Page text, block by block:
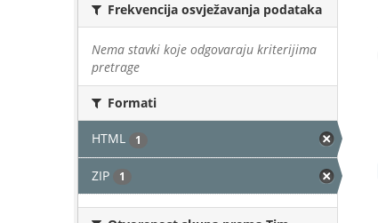
Frekvencija osvježavanja podataka
Nema stavki koje odgovaraju kriterijima
pretrage
Formati
HTML 1
ZIP 1